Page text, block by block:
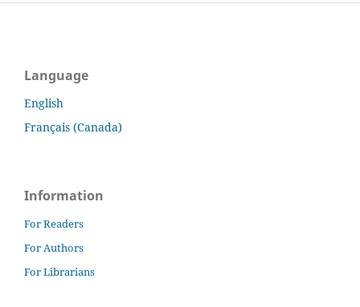
Language
English
Français (Canada)
Information
For Readers
For Authors
For Librarians